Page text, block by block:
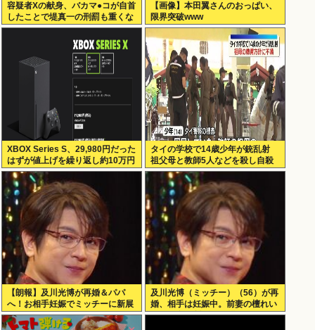
容疑者Xの献身、バカマ●コが自首
したことで堤真一の刑罰も重くな
るwww
【画像】本田翼さんのおっぱい、
限界突破www
XBOX Series S、29,980円だった
はずが値上げを繰り返し約10万円
弱
タイの学校で14歳少年が銃乱射
祖父母と教師5人などを殺し自殺
【朗報】及川光博が再婚＆パパ
へ！お相手妊娠でミッチーに新展
開
及川光博（ミッチー）（56）が再
婚、相手は妊娠中。前妻の檀れい
とは18年に離婚し子供はなし